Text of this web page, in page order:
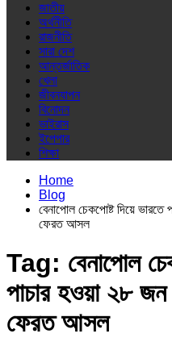
জাতীয়
অর্থনীতি
রাজনীতি
সারা দেশ
আন্তর্জাতিক
খেলা
জীবনযাপন
বিনোদন
ভাইরাস
ইপেপার
শিক্ষা
Home
Blog
বেনাপোল চেকপোষ্ট দিয়ে
ফেরত আসল
Tag: বেনাপোল
পাচার হওয়া ২৮
ফেরত আসল